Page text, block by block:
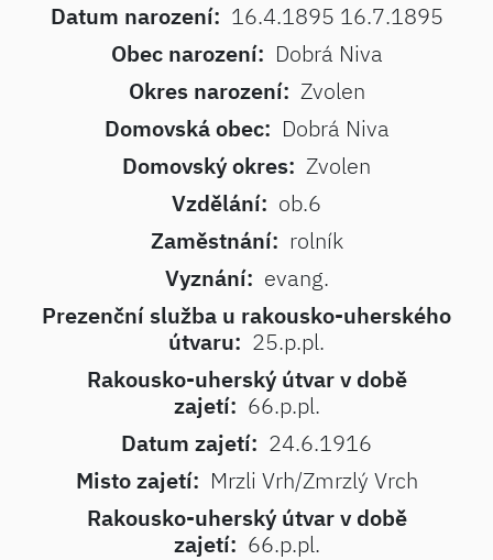
Datum narození: 16.4.1895 16.7.1895
Obec narození: Dobrá Niva
Okres narození: Zvolen
Domovská obec: Dobrá Niva
Domovský okres: Zvolen
Vzdělání: ob.6
Zaměstnání: rolník
Vyznání: evang.
Prezenční služba u rakousko-uherského
útvaru: 25.p.pl.
Rakousko-uherský útvar v době
zajetí: 66.p.pl.
Datum zajetí: 24.6.1916
Misto zajetí: Mrzli Vrh/Zmrzlý Vrch
Rakousko-uherský útvar v době
zajetí: 66.p.pl.